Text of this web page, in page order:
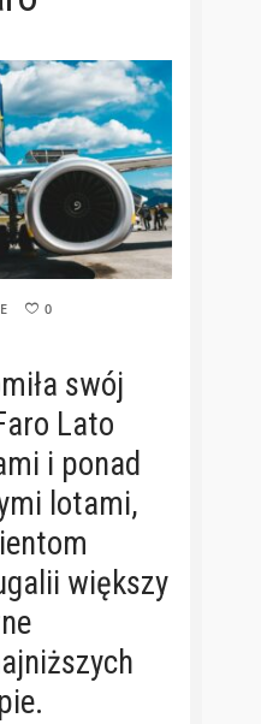
0
swój
Lato
i ponad
lotami,
większy